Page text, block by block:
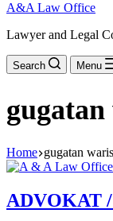
A&A Law Office
Lawyer and Legal
Search Menu
Home gugatan waris
ADVOKAT